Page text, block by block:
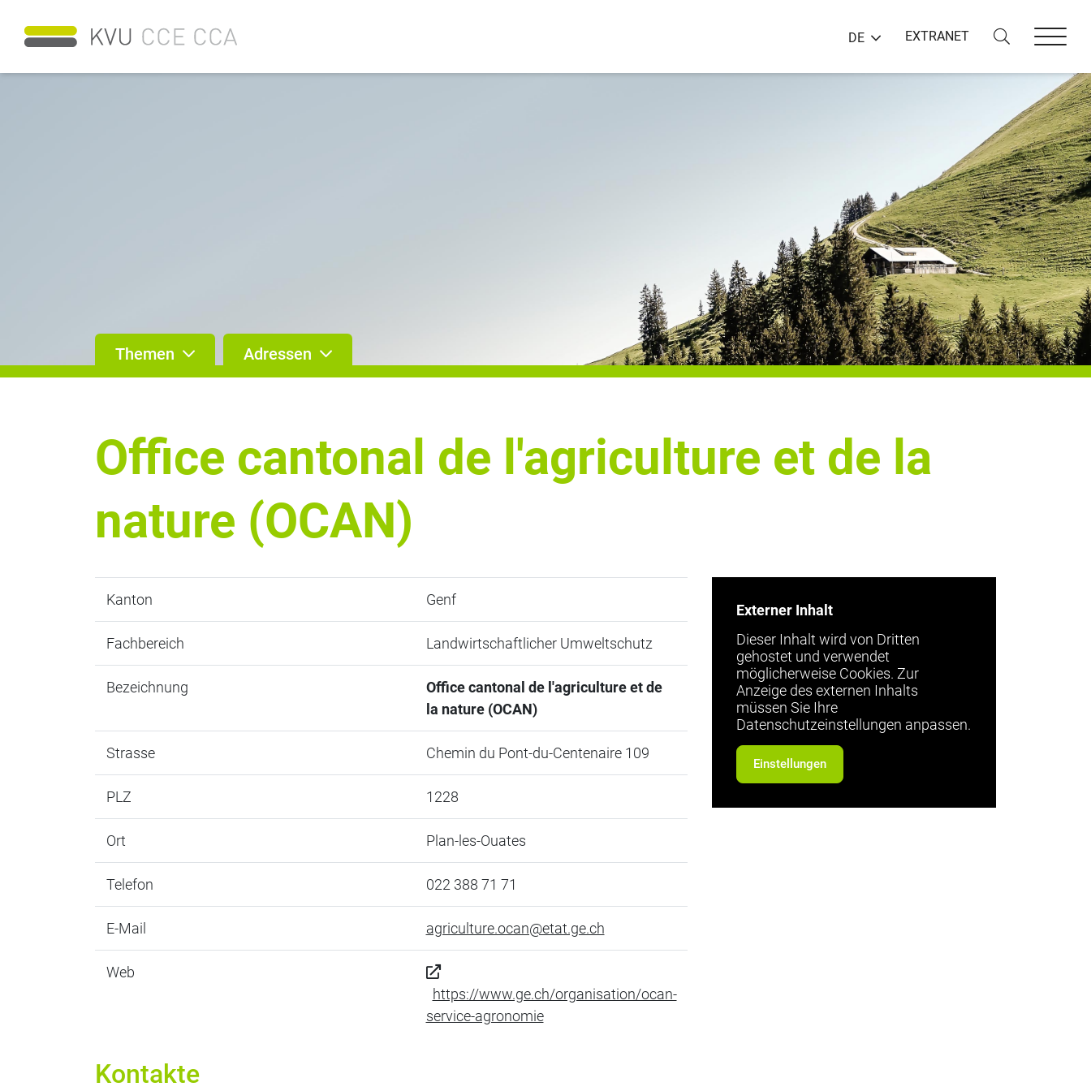
DE EXTRANET
Themen Adressen
Office cantonal de l'agriculture et de la
nature (OCAN)
Kanton Genf
Fachbereich Landwirtschaftlicher Umweltschutz
Bezeichnung
Office cantonal de l'agriculture et de
la nature (OCAN)
Strasse Chemin du Pont-du-Centenaire 109
PLZ 1228
Ort Plan-les-Ouates
Telefon 022 388 71 71
E-Mail agriculture.ocan@etat.ge.ch
Web
https://www.ge.ch/organisation/ocan-
service-agronomie
Externer Inhalt
Dieser Inhalt wird von Dritten
gehostet und verwendet
möglicherweise Cookies. Zur
Anzeige des externen Inhalts
müssen Sie Ihre
Datenschutzeinstellungen anpassen.
Einstellungen
Kontakte